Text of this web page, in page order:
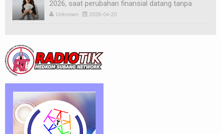
2026, saat perubahan finansial datang tanpa
diduga
Unknown 2026-04-20